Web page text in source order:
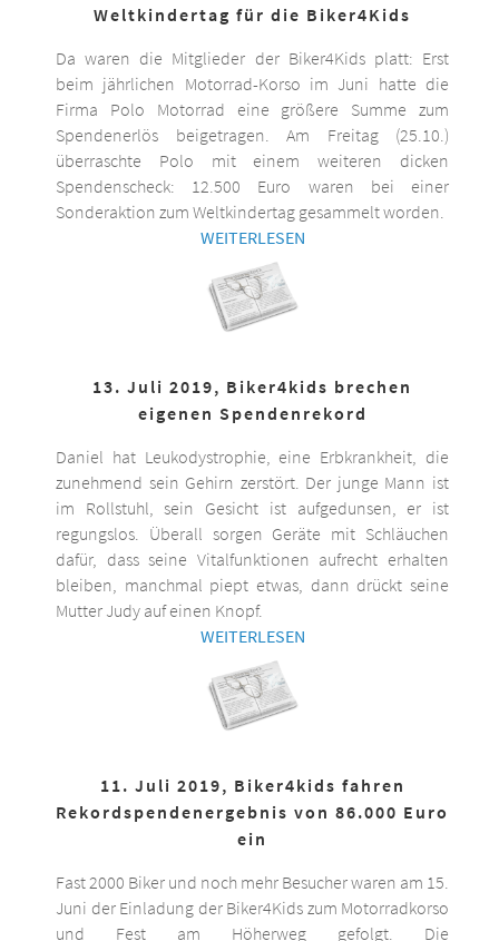
Weltkindertag für die Biker4Kids
Da waren die Mitglieder der Biker4Kids platt: Erst
beim jährlichen Motorrad-Korso im Juni hatte die
Firma Polo Motorrad eine größere Summe zum
Spendenerlös beigetragen. Am Freitag (25.10.)
überraschte Polo mit einem weiteren dicken
Spendenscheck: 12.500 Euro waren bei einer
Sonderaktion zum Weltkindertag gesammelt worden.
WEITERLESEN
13. Juli 2019, Biker4kids brechen
eigenen Spendenrekord
Daniel hat Leukodystrophie, eine Erbkrankheit, die
zunehmend sein Gehirn zerstört. Der junge Mann ist
im Rollstuhl, sein Gesicht ist aufgedunsen, er ist
regungslos. Überall sorgen Geräte mit Schläuchen
dafür, dass seine Vitalfunktionen aufrecht erhalten
bleiben, manchmal piept etwas, dann drückt seine
Mutter Judy auf einen Knopf.
WEITERLESEN
11. Juli 2019, Biker4kids fahren
Rekordspendenergebnis von 86.000 Euro
ein
Fast 2000 Biker und noch mehr Besucher waren am 15.
Juni der Einladung der Biker4Kids zum Motorradkorso
und Fest am Höherweg gefolgt. Die